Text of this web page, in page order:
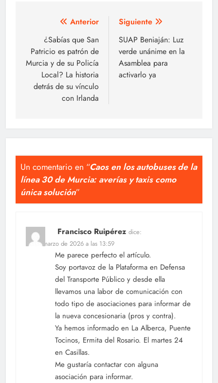
Navegación
entradas
Anterior
¿Sabías que San
Patricio es patrón de
Murcia y de su Policía
Local? La historia
detrás de su vínculo
con Irlanda
Siguiente
SUAP Beniaján: Luz
verde unánime en la
Asamblea para
activarlo ya
Un comentario en “Caos en los autobuses de la
línea 30 de Murcia: averías y taxis como
única solución”
Francisco Ruipérez dice:
18 de marzo de 2026 a las 13:59
Me parece perfecto el artículo.
Soy portavoz de la Plataforma en Defensa
del Transporte Público y desde ella
llevamos una labor de comunicación con
todo tipo de asociaciones para informar de
la nueva concesionaria (pros y contra).
Ya hemos informado en La Alberca, Puente
Tocinos, Ermita del Rosario. El martes 24
en Casillas.
Me gustaría contactar con alguna
asociación para informar.